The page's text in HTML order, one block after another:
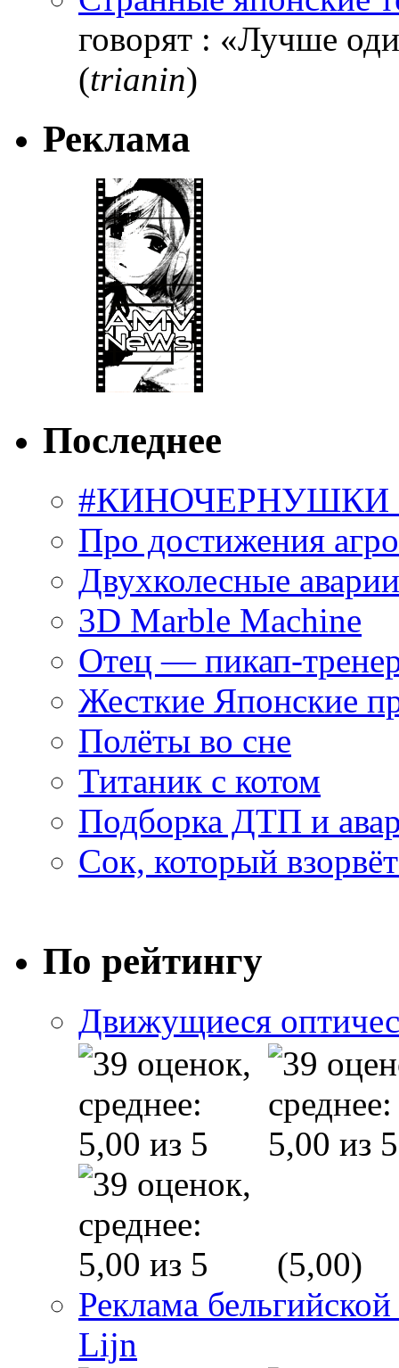
говорят : «Лучше
(trianin)
Реклама
Последнее
#КИНОЧЕРНУШКИ
Про достижения
Двухколесные
3D Marble Machine
Отец — пикап-
Жесткие Японские
Полёты во сне
Титаник с котом
Подборка ДТП и
Сок, который
По рейтингу
Движущиеся
(5,00)
Реклама
Lijn